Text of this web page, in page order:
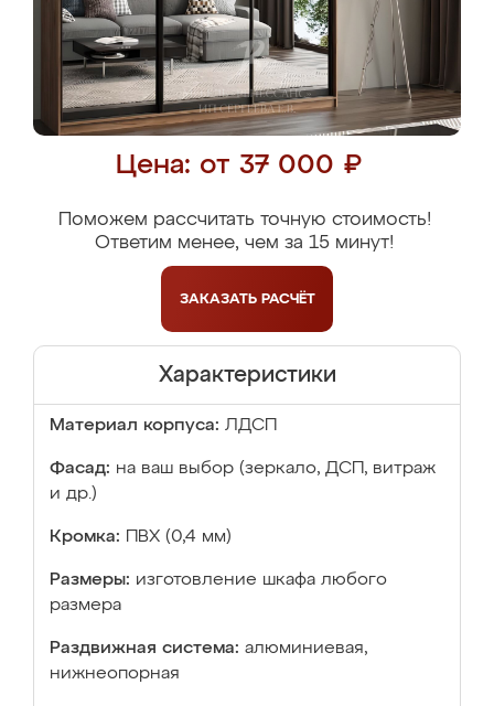
Цена: от 37 000 ₽
Поможем рассчитать точную стоимость!
Ответим менее, чем за 15 минут!
ЗАКАЗАТЬ РАСЧЁТ
Характеристики
Материал корпуса: ЛДСП
Фасад: на ваш выбор (зеркало, ДСП, витраж
и др.)
Кромка: ПВХ (0,4 мм)
Размеры: изготовление шкафа любого
размера
Раздвижная система: алюминиевая,
нижнеопорная